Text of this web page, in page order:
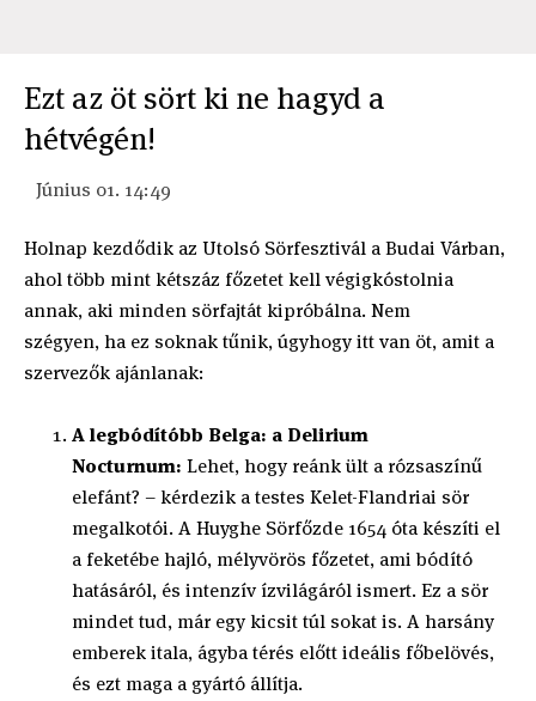
Ezt az öt sört ki ne hagyd a
hétvégén!
Június 01. 14:49
Holnap kezdődik az Utolsó Sörfesztivál a Budai Várban,
ahol több mint kétszáz főzetet kell végigkóstolnia
annak, aki minden sörfajtát kipróbálna. Nem
szégyen, ha ez soknak tűnik, úgyhogy itt van öt, amit a
szervezők ajánlanak:
A legbódítóbb Belga: a Delirium
Nocturnum: Lehet, hogy reánk ült a rózsaszínű
elefánt? – kérdezik a testes Kelet-Flandriai sör
megalkotói. A Huyghe Sörfőzde 1654 óta készíti el
a feketébe hajló, mélyvörös főzetet, ami bódító
hatásáról, és intenzív ízvilágáról ismert. Ez a sör
mindet tud, már egy kicsit túl sokat is. A harsány
emberek itala, ágyba térés előtt ideális főbelövés,
és ezt maga a gyártó állítja.